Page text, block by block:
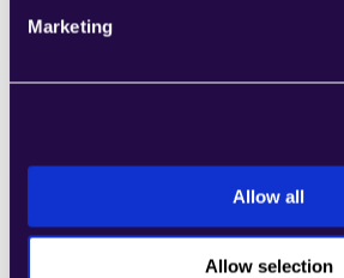
Marketing
Allow all
Allow selection
Learn more
2markdown
Kombinieren Sie Abschnitte aus